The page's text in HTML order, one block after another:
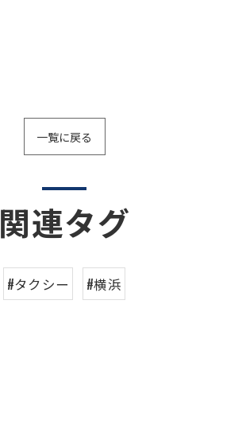
一覧に戻る
関連タグ
#タクシー #横浜